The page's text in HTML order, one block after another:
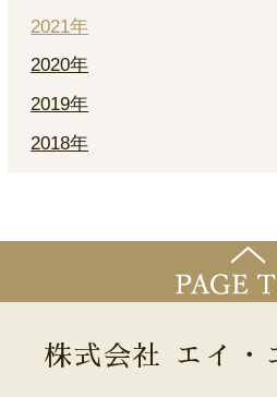
2021年
2020年
2019年
2018年
株式会社 エイ・